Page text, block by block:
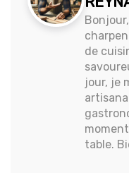
de
jour, je
table.